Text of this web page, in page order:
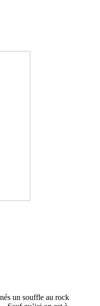
un souffle au rock